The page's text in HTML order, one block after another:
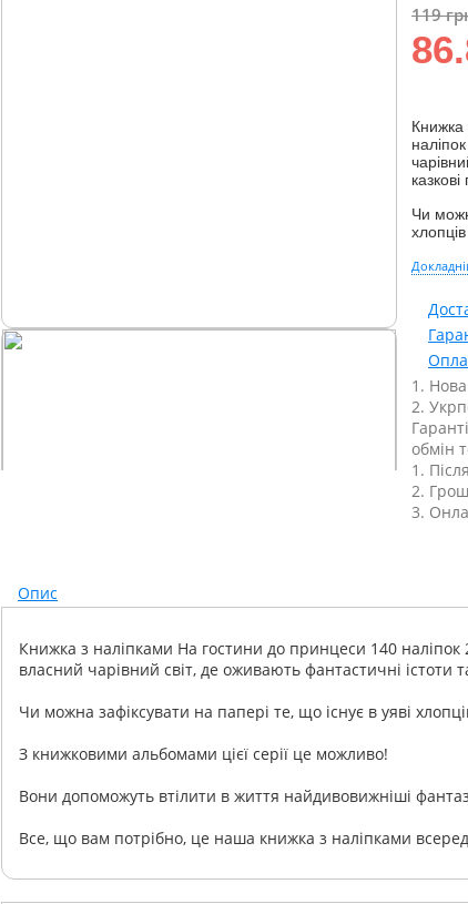
119
Книжка
казкові
Чи
хлопців
1.
2.
обмін
1.
2.
3.
Опис
Книжка з наліпками На гостини до принцеси 140 наліпок
власний чарівний світ, де оживають фантастичні істоти
Чи можна зафіксувати на папері те, що існує в уяві
З книжковими альбомами цієї серії це можливо!
Вони допоможуть втілити в життя найдивовижніші
Все, що вам потрібно, це наша книжка з наліпками